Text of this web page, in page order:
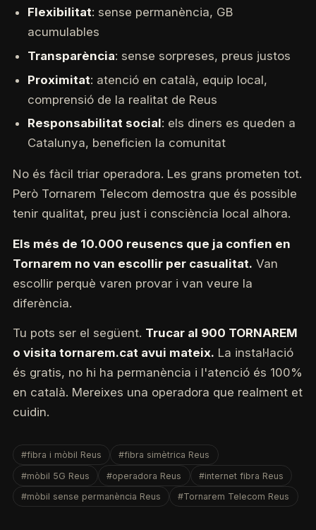
Flexibilitat: sense permanència, GB
acumulables
Transparència: sense sorpreses, preus justos
Proximitat: atenció en català, equip local,
comprensió de la realitat de Reus
Responsabilitat social: els diners es queden a
Catalunya, beneficien la comunitat
No és fàcil triar operadora. Les grans prometen tot.
Però Tornarem Telecom demostra que és possible
tenir qualitat, preu just i consciència local alhora.
Els més de 10.000 reusencs que ja confien en
Tornarem no van escollir per casualitat. Van
escollir perquè varen provar i van veure la
diferència.
Tu pots ser el següent. Trucar al 900 TORNAREM
o visita tornarem.cat avui mateix. La instal·lació
és gratis, no hi ha permanència i l'atenció és 100%
en català. Mereixes una operadora que realment et
cuidin.
#fibra i mòbil Reus
#fibra simètrica Reus
#mòbil 5G Reus
#operadora Reus
#internet fibra Reus
#mòbil sense permanència Reus
#Tornarem Telecom Reus